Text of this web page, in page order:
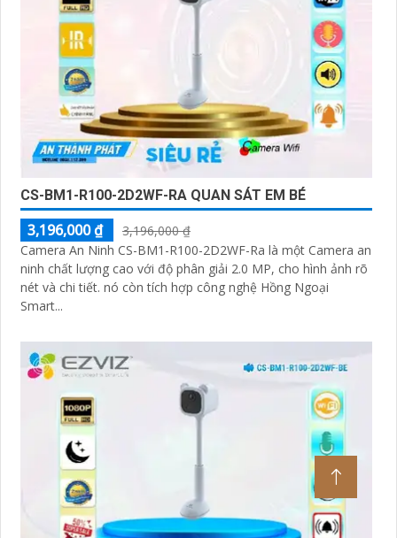
CS-BM1-R100-2D2WF-RA QUAN SÁT EM BÉ
3,196,000 ₫
3,196,000 ₫
Camera An Ninh CS-BM1-R100-2D2WF-Ra là một Camera an
ninh chất lượng cao với độ phân giải 2.0 MP, cho hình ảnh rõ
nét và chi tiết. nó còn tích hợp công nghệ Hồng Ngoại
Smart...